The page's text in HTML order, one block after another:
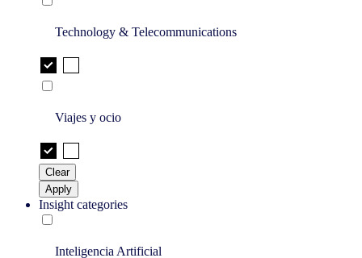
Technology & Telecommunications
Viajes y ocio
Clear
Apply
Insight categories
Inteligencia Artificial